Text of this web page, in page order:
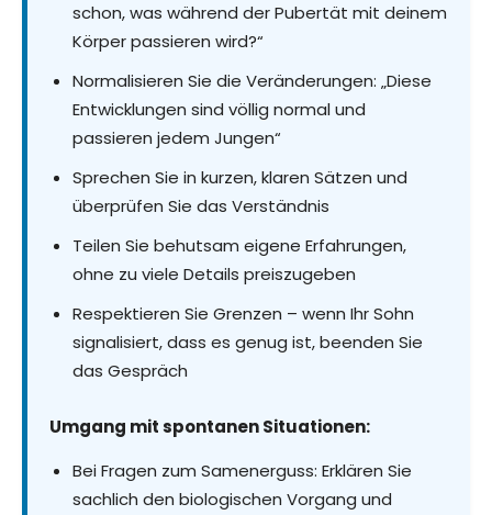
schon, was während der Pubertät mit deinem
Körper passieren wird?“
Normalisieren Sie die Veränderungen: „Diese
Entwicklungen sind völlig normal und
passieren jedem Jungen“
Sprechen Sie in kurzen, klaren Sätzen und
überprüfen Sie das Verständnis
Teilen Sie behutsam eigene Erfahrungen,
ohne zu viele Details preiszugeben
Respektieren Sie Grenzen – wenn Ihr Sohn
signalisiert, dass es genug ist, beenden Sie
das Gespräch
Umgang mit spontanen Situationen:
Bei Fragen zum Samenerguss: Erklären Sie
sachlich den biologischen Vorgang und